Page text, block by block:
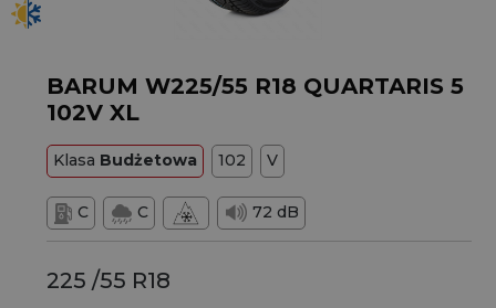
BARUM W225/55 R18 QUARTARIS 5
102V XL
Klasa Budżetowa 102 V
C C 72 dB
225 /55 R18